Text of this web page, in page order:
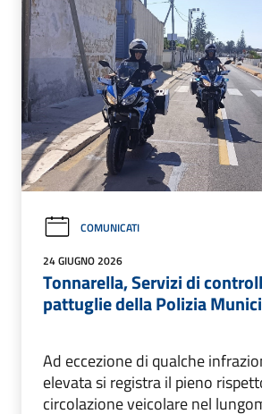
COMUNICATI
24 GIUGNO 2026
Tonnarella, Servizi di
pattuglie della Polizia
Ad eccezione di qualche
elevata si registra il pieno
circolazione veicolare nel